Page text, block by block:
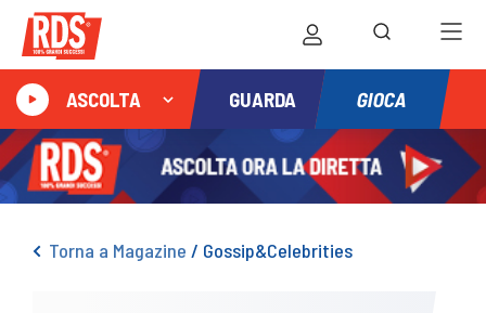
ASCOLTA GUARDA GIOCA
Torna a Magazine / Gossip&Celebrities